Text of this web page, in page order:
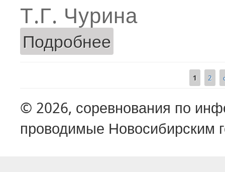
Т.Г. Чурина
Подробнее
1 2
© 2026, соревнования по
проводимые Новосибирским